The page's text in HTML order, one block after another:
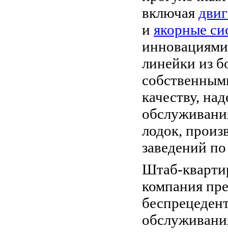
включая
и якорные
линейки из
качеству,
лодок,
заведений
Штаб-
компания